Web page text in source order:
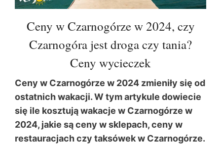
Ceny w Czarnogórze w 2024, czy
Czarnogóra jest droga czy tania?
Ceny wycieczek
Ceny w Czarnogórze w 2024 zmieniły się od
ostatnich wakacji. W tym artykule dowiecie
się ile kosztują wakacje w Czarnogórze w
2024, jakie są ceny w sklepach, ceny w
restauracjach czy taksówek w Czarnogórze.